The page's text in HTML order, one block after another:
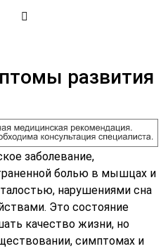
развития
заболевание,
болью в мышцах и
нарушениями сна
Это состояние
качество жизни, но
симптомах и